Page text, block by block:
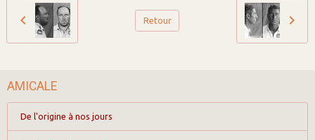
Retour
AMICALE
De l'origine à nos jours